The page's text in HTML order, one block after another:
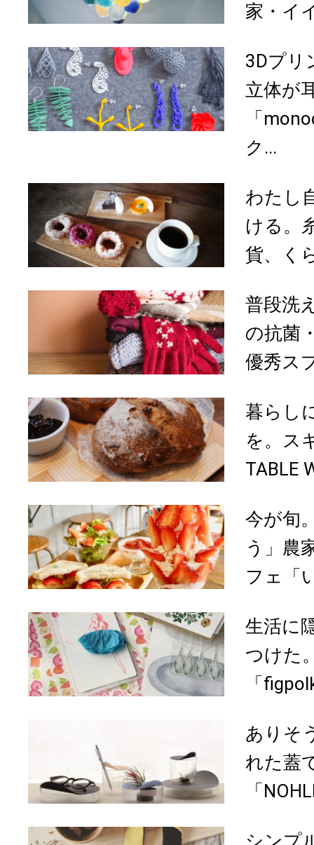
家・イ
3Dプリ
立体が
「
ク...
わたし
ける。
貨、く
普段洗
の抗菌
優秀ス
暮らし
を。ス
TABLE
今が旬
う」農
フェ「
生活に
つけた
「
ありそ
れた蓋
「
シンプ